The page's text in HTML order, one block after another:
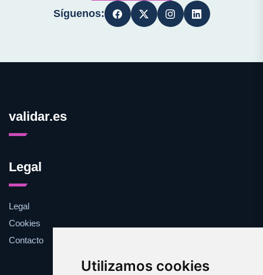
Utilizamos cookies
Síguenos:
validar.es
Legal
Legal
Cookies
Contacto